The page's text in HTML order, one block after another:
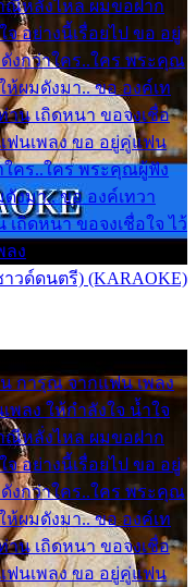
ณีหลั่งไหล ผมขอฝาก
จ อย่างนี้เรื่อยไป ขอ อยู่
งกว่าใคร..ใคร พระคุณ
ห้ผมดังมา.. ขอ องค์เท
น เถิดหนา ขอจงเชื่อ
ฟนเพลง ขอ อยู่คู่แฟน
ใคร..ใคร พระคุณผู้ฟัง
งมา.. ขอ องค์เทวา
ถิดหนา ขอจงเชื่อใจ ไว้
ลง
วด์ดนตรี) (KARAOKE)
การุณ จากแฟน เพลง
พลง ให้กำลังใจ น้ำใจ
ณีหลั่งไหล ผมขอฝาก
จ อย่างนี้เรื่อยไป ขอ อยู่
งกว่าใคร..ใคร พระคุณ
ห้ผมดังมา.. ขอ องค์เท
น เถิดหนา ขอจงเชื่อ
ฟนเพลง ขอ อยู่คู่แฟน